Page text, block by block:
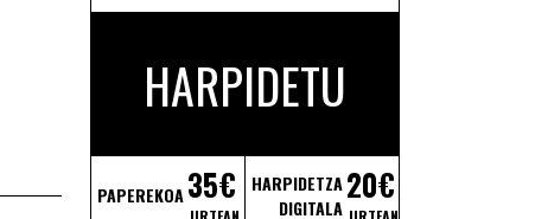
HARPIDETU
PAPEREKOA35€
HARPIDETZA
DIGITALA
20€